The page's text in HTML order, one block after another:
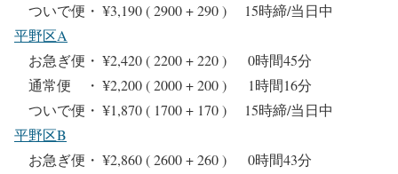
ついで便・ ¥3,190 ( 2900 + 290 ) 15時締/当日中
平野区A
お急ぎ便・ ¥2,420 ( 2200 + 220 ) 0時間45分
通常便 ・ ¥2,200 ( 2000 + 200 ) 1時間16分
ついで便・ ¥1,870 ( 1700 + 170 ) 15時締/当日中
平野区B
お急ぎ便・ ¥2,860 ( 2600 + 260 ) 0時間43分